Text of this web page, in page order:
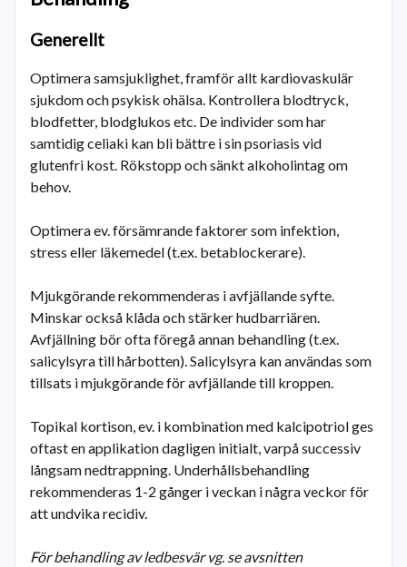
Generellt
Optimera samsjuklighet, framför allt kardiovaskulär
sjukdom och psykisk ohälsa. Kontrollera blodtryck,
blodfetter, blodglukos etc. De individer som har
samtidig celiaki kan bli bättre i sin psoriasis vid
glutenfri kost. Rökstopp och sänkt alkoholintag om
behov.
Optimera ev. försämrande faktorer som infektion,
stress eller läkemedel (t.ex. betablockerare).
Mjukgörande rekommenderas i avfjällande syfte.
Minskar också klåda och stärker hudbarriären.
Avfjällning bör ofta föregå annan behandling (t.ex.
salicylsyra till hårbotten). Salicylsyra kan användas som
tillsats i mjukgörande för avfjällande till kroppen.
Topikal kortison, ev. i kombination med kalcipotriol ges
oftast en applikation dagligen initialt, varpå successiv
långsam nedtrappning. Underhållsbehandling
rekommenderas 1-2 gånger i veckan i några veckor för
att undvika recidiv.
För behandling av ledbesvär vg. se avsnitten